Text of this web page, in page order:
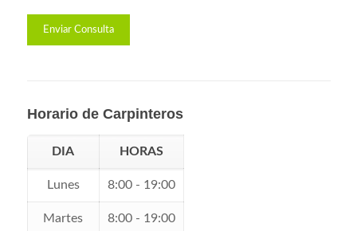
Horario de Carpinteros
DIA HORAS
Lunes 8:00 - 19:00
Martes 8:00 - 19:00